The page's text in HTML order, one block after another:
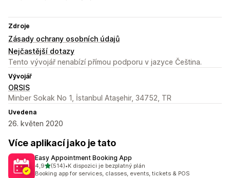
Zdroje
Zásady ochrany osobních údajů
Nejčastější dotazy
Tento vývojář nenabízí přímou podporu v jazyce Čeština.
Vývojář
ORSIS
Minber Sokak No 1, İstanbul Ataşehir, 34752, TR
Uvedena
26. květen 2020
Více aplikací jako je tato
Easy Appointment Booking App
4,9z 5 hvězd
(514)
Celkový počet recenzí: 514
•K dispozici je bezplatný plán
Booking app for services, classes, events, tickets & POS